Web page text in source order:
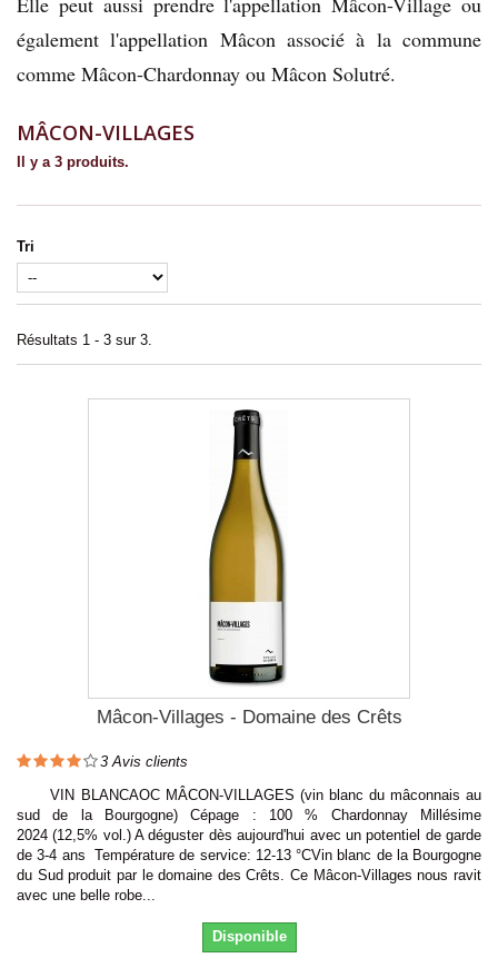
également l'appellation Mâcon associé à la commune
comme Mâcon-Chardonnay ou Mâcon Solutré.
MÂCON-VILLAGES
Il y a 3 produits.
Tri
Résultats 1 - 3 sur 3.
Mâcon-Villages - Domaine des Crêts
3 Avis clients
VIN BLANCAOC MÂCON-VILLAGES (vin blanc du mâconnais au
sud de la Bourgogne) Cépage : 100 % Chardonnay Millésime
2024 (12,5% vol.) A déguster dès aujourd'hui avec un potentiel de garde
de 3-4 ans Température de service: 12-13 °CVin blanc de la Bourgogne
du Sud produit par le domaine des Crêts. Ce Mâcon-Villages nous ravit
avec une belle robe...
Disponible